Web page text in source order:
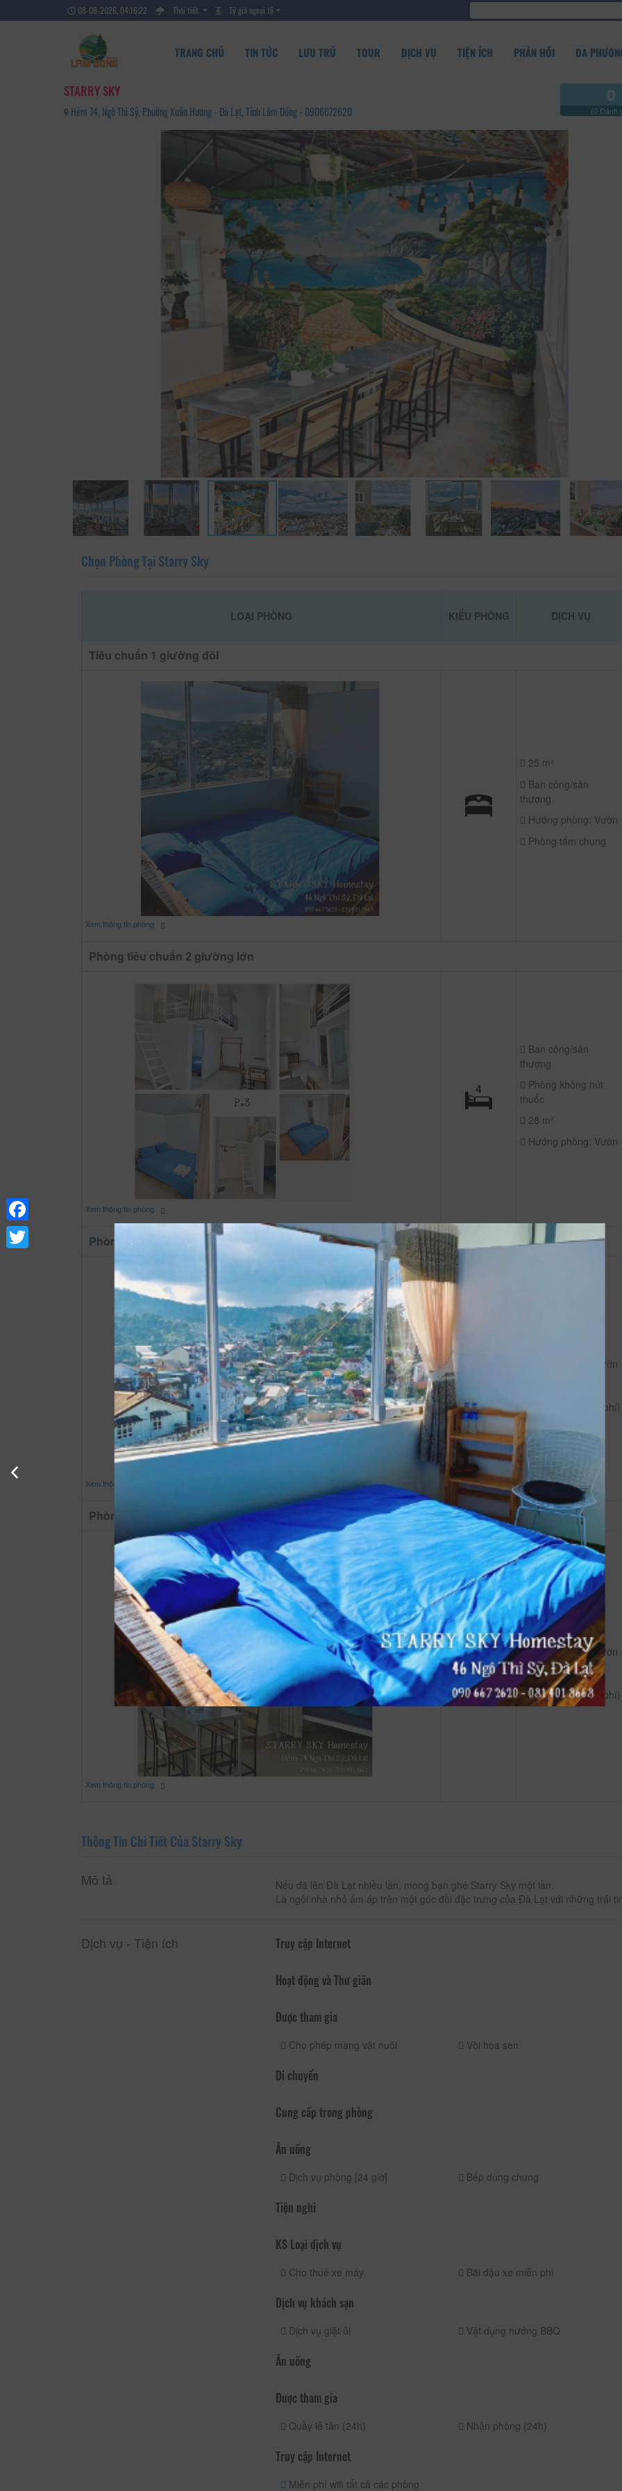
08-08-2026, 04:16:23 Thời tiết Tỷ giá ngoại tệ
TRANG CHỦ TIN TỨC LƯU TRÚ TOUR DỊCH VỤ TIỆN ÍCH PHẢN HỒI ĐA
STARRY SKY
Hẻm 74, Ngô Thì Sỹ, Phường Xuân Hương - Đà Lạt, Tỉnh Lâm Đồng - 0906672620
0
(0 Đánh
Chọn Phòng Tại Starry Sky
LOẠI PHÒNG KIỂU PHÒNG DỊCH VỤ
Tiêu chuẩn 1 giường đôi
Xem thông tin phòng
25 m²
Ban công/sân
thượng
Hướng phòng: Vườn
Phòng tắm chung
Phòng tiêu chuẩn 2 giường lớn
Xem thông tin phòng
Ban công/sân
thượng
Phòng không hút
thuốc
28 m²
Hướng phòng: Vườn
Phòng tiêu chuẩn gia đình
Xem thông tin phòng
Hướng phòng: Vườn
Ăn sáng (có tính phí)
Phòng cơ bản tập thể
Xem thông tin phòng
35 m²
Hướng phòng: Vườn
Dịch vụ phòng
Ăn sáng (có tính phí)
Thông Tin Chi Tiết Của Starry Sky
Mô tả
Nếu đã lên Đà Lạt nhiều lần, mong bạn ghé Starry Sky một lần.
Là ngôi nhà nhỏ ấm áp trên một góc đồi đặc trưng của Đà Lạt với những trái
Dịch vụ - Tiện ích Truy cập Internet
Hoạt động và Thư giãn
Được tham gia
Cho phép mang vật nuôi Vòi hoa sen
Di chuyển
Cung cấp trong phòng
Ăn uống
Dịch vụ phòng [24 giờ] Bếp dùng chung
Tiện nghi
KS Loại dịch vụ
Cho thuê xe máy Bãi đậu xe miễn phí
Dịch vụ khách sạn
Dịch vụ giặt ủi Vật dụng nướng BBQ
Ăn uống
Được tham gia
Quầy lễ tân (24h) Nhận phòng (24h)
Truy cập Internet
Miễn phí wifi tất cả các phòng
Facebook